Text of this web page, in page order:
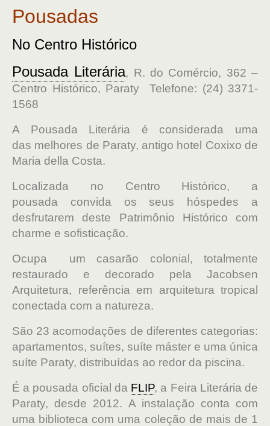
Pousadas
No Centro Histórico
Pousada Literária, R. do Comércio, 362 –
Centro Histórico, Paraty Telefone: (24) 3371-
1568
A Pousada Literária é considerada uma
das melhores de Paraty, antigo hotel Coxixo de
Maria della Costa.
Localizada no Centro Histórico, a
pousada convida os seus hóspedes a
desfrutarem deste Patrimônio Histórico com
charme e sofisticação.
Ocupa um casarão colonial, totalmente
restaurado e decorado pela Jacobsen
Arquitetura, referência em arquitetura tropical
conectada com a natureza.
São 23 acomodações de diferentes categorias:
apartamentos, suítes, suíte máster e uma única
suíte Paraty, distribuídas ao redor da piscina.
É a pousada oficial da FLIP, a Feira Literária de
Paraty, desde 2012. A instalação conta com
uma biblioteca com uma coleção de mais de 1